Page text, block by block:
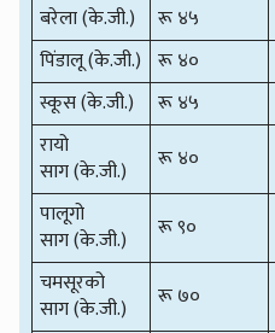
बरेला (के.जी.)
रू ४५
पिंडालू (के.जी.) रू ४०
स्कूस (के.जी.)
रू ४५
रायो
साग (के.जी.)
रू ४०
पालूगो
साग (के.जी.)
रू ९०
चमसूरको
साग (के.जी.)
रू ७०